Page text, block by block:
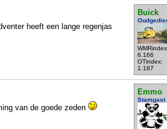
Buick
6.166
OTindex:
1.187
heeft een lange regenjas
Emmo
Stamgast
van de goede zeden